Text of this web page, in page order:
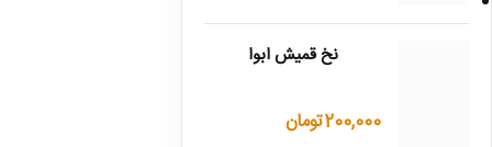
نخ قمیش ابوا
200,000تومان